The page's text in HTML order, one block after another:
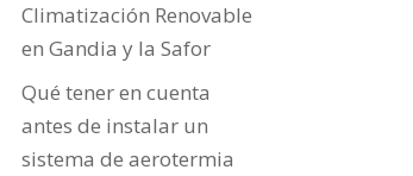
Climatización Renovable
en Gandia y la Safor
Qué tener en cuenta
antes de instalar un
sistema de aerotermia